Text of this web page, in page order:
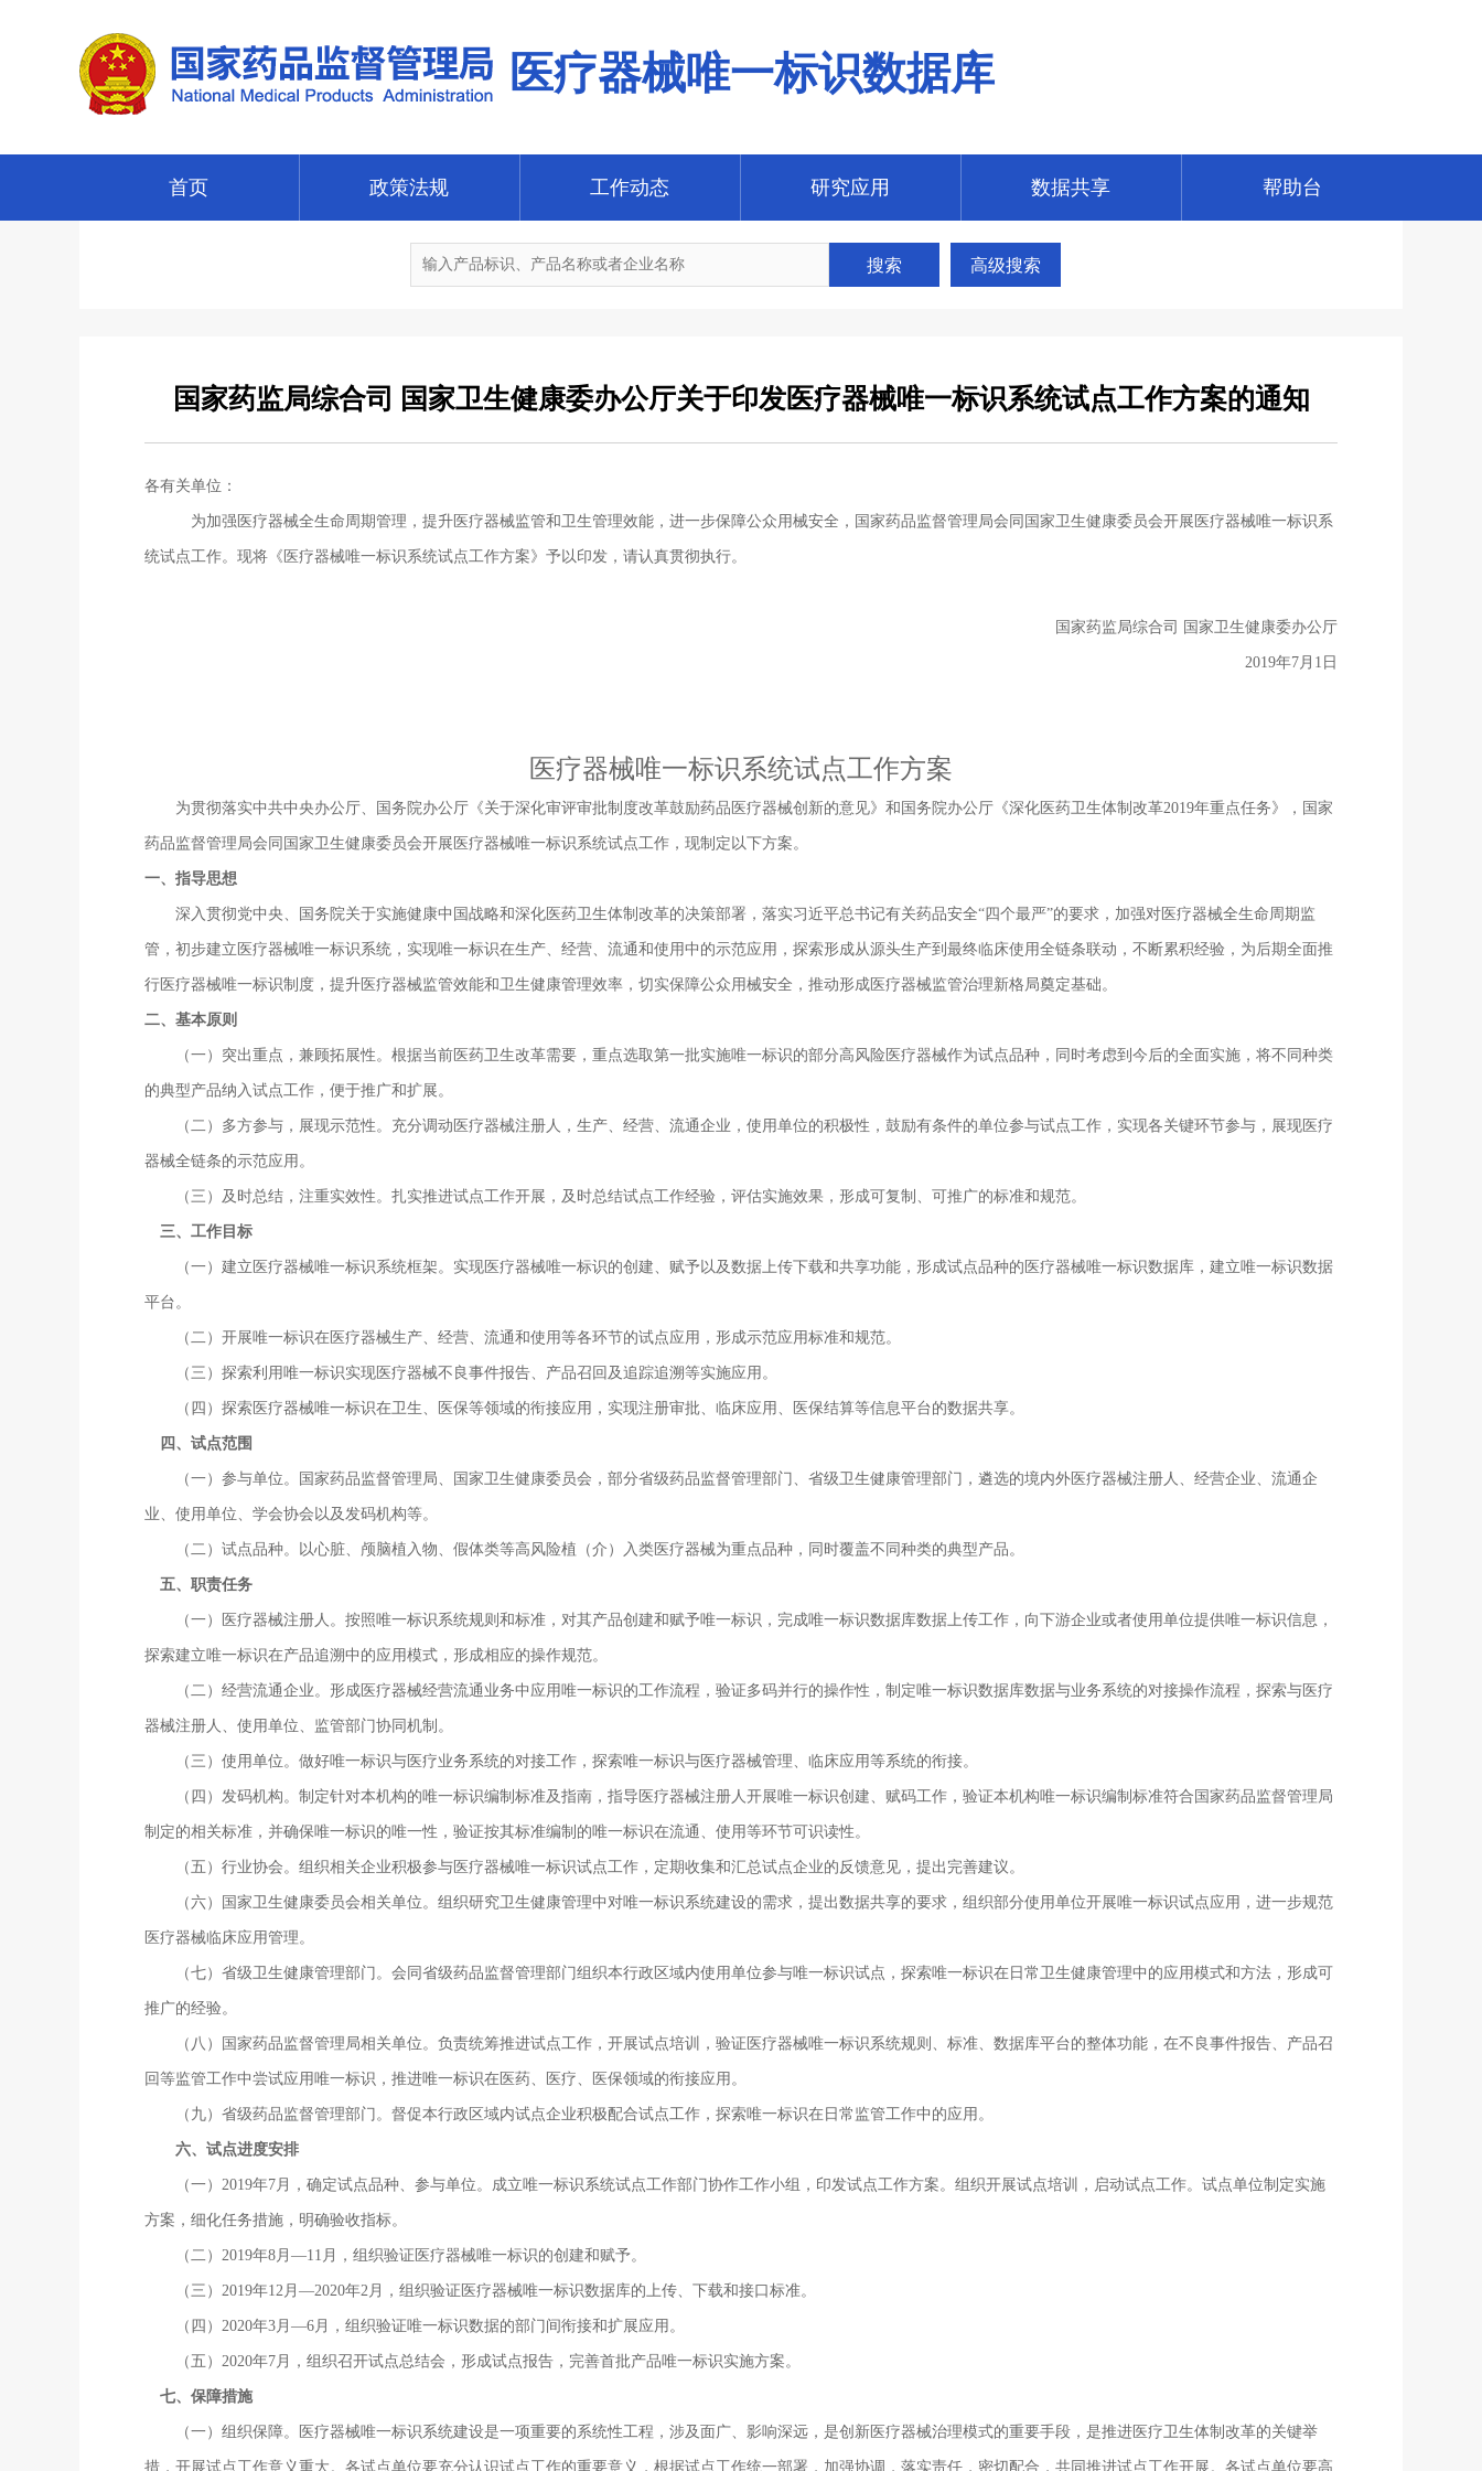
医疗器械唯一标识数据库
首页 政策法规 工作动态 研究应用 数据共享 帮助台
搜索 高级搜索
国家药监局综合司 国家卫生健康委办公厅关于印发医疗器械唯一标识系统试点工作方案的通知
各有关单位：
为加强医疗器械全生命周期管理，提升医疗器械监管和卫生管理效能，进一步保障公众用械安全，国家药品监督管理局会同国家卫生健康委员会开展医疗器械唯一标识系
统试点工作。现将《医疗器械唯一标识系统试点工作方案》予以印发，请认真贯彻执行。
国家药监局综合司 国家卫生健康委办公厅
2019年7月1日
医疗器械唯一标识系统试点工作方案
为贯彻落实中共中央办公厅、国务院办公厅《关于深化审评审批制度改革鼓励药品医疗器械创新的意见》和国务院办公厅《深化医药卫生体制改革2019年重点任务》，国家
药品监督管理局会同国家卫生健康委员会开展医疗器械唯一标识系统试点工作，现制定以下方案。
一、指导思想
深入贯彻党中央、国务院关于实施健康中国战略和深化医药卫生体制改革的决策部署，落实习近平总书记有关药品安全“四个最严”的要求，加强对医疗器械全生命周期监
管，初步建立医疗器械唯一标识系统，实现唯一标识在生产、经营、流通和使用中的示范应用，探索形成从源头生产到最终临床使用全链条联动，不断累积经验，为后期全面推
行医疗器械唯一标识制度，提升医疗器械监管效能和卫生健康管理效率，切实保障公众用械安全，推动形成医疗器械监管治理新格局奠定基础。
二、基本原则
（一）突出重点，兼顾拓展性。根据当前医药卫生改革需要，重点选取第一批实施唯一标识的部分高风险医疗器械作为试点品种，同时考虑到今后的全面实施，将不同种类
的典型产品纳入试点工作，便于推广和扩展。
（二）多方参与，展现示范性。充分调动医疗器械注册人，生产、经营、流通企业，使用单位的积极性，鼓励有条件的单位参与试点工作，实现各关键环节参与，展现医疗
器械全链条的示范应用。
（三）及时总结，注重实效性。扎实推进试点工作开展，及时总结试点工作经验，评估实施效果，形成可复制、可推广的标准和规范。
三、工作目标
（一）建立医疗器械唯一标识系统框架。实现医疗器械唯一标识的创建、赋予以及数据上传下载和共享功能，形成试点品种的医疗器械唯一标识数据库，建立唯一标识数据
平台。
（二）开展唯一标识在医疗器械生产、经营、流通和使用等各环节的试点应用，形成示范应用标准和规范。
（三）探索利用唯一标识实现医疗器械不良事件报告、产品召回及追踪追溯等实施应用。
（四）探索医疗器械唯一标识在卫生、医保等领域的衔接应用，实现注册审批、临床应用、医保结算等信息平台的数据共享。
四、试点范围
（一）参与单位。国家药品监督管理局、国家卫生健康委员会，部分省级药品监督管理部门、省级卫生健康管理部门，遴选的境内外医疗器械注册人、经营企业、流通企
业、使用单位、学会协会以及发码机构等。
（二）试点品种。以心脏、颅脑植入物、假体类等高风险植（介）入类医疗器械为重点品种，同时覆盖不同种类的典型产品。
五、职责任务
（一）医疗器械注册人。按照唯一标识系统规则和标准，对其产品创建和赋予唯一标识，完成唯一标识数据库数据上传工作，向下游企业或者使用单位提供唯一标识信息，
探索建立唯一标识在产品追溯中的应用模式，形成相应的操作规范。
（二）经营流通企业。形成医疗器械经营流通业务中应用唯一标识的工作流程，验证多码并行的操作性，制定唯一标识数据库数据与业务系统的对接操作流程，探索与医疗
器械注册人、使用单位、监管部门协同机制。
（三）使用单位。做好唯一标识与医疗业务系统的对接工作，探索唯一标识与医疗器械管理、临床应用等系统的衔接。
（四）发码机构。制定针对本机构的唯一标识编制标准及指南，指导医疗器械注册人开展唯一标识创建、赋码工作，验证本机构唯一标识编制标准符合国家药品监督管理局
制定的相关标准，并确保唯一标识的唯一性，验证按其标准编制的唯一标识在流通、使用等环节可识读性。
（五）行业协会。组织相关企业积极参与医疗器械唯一标识试点工作，定期收集和汇总试点企业的反馈意见，提出完善建议。
（六）国家卫生健康委员会相关单位。组织研究卫生健康管理中对唯一标识系统建设的需求，提出数据共享的要求，组织部分使用单位开展唯一标识试点应用，进一步规范
医疗器械临床应用管理。
（七）省级卫生健康管理部门。会同省级药品监督管理部门组织本行政区域内使用单位参与唯一标识试点，探索唯一标识在日常卫生健康管理中的应用模式和方法，形成可
推广的经验。
（八）国家药品监督管理局相关单位。负责统筹推进试点工作，开展试点培训，验证医疗器械唯一标识系统规则、标准、数据库平台的整体功能，在不良事件报告、产品召
回等监管工作中尝试应用唯一标识，推进唯一标识在医药、医疗、医保领域的衔接应用。
（九）省级药品监督管理部门。督促本行政区域内试点企业积极配合试点工作，探索唯一标识在日常监管工作中的应用。
六、试点进度安排
（一）2019年7月，确定试点品种、参与单位。成立唯一标识系统试点工作部门协作工作小组，印发试点工作方案。组织开展试点培训，启动试点工作。试点单位制定实施
方案，细化任务措施，明确验收指标。
（二）2019年8月—11月，组织验证医疗器械唯一标识的创建和赋予。
（三）2019年12月—2020年2月，组织验证医疗器械唯一标识数据库的上传、下载和接口标准。
（四）2020年3月—6月，组织验证唯一标识数据的部门间衔接和扩展应用。
（五）2020年7月，组织召开试点总结会，形成试点报告，完善首批产品唯一标识实施方案。
七、保障措施
（一）组织保障。医疗器械唯一标识系统建设是一项重要的系统性工程，涉及面广、影响深远，是创新医疗器械治理模式的重要手段，是推进医疗卫生体制改革的关键举
措，开展试点工作意义重大。各试点单位要充分认识试点工作的重要意义，根据试点工作统一部署，加强协调，落实责任，密切配合，共同推进试点工作开展。各试点单位要高